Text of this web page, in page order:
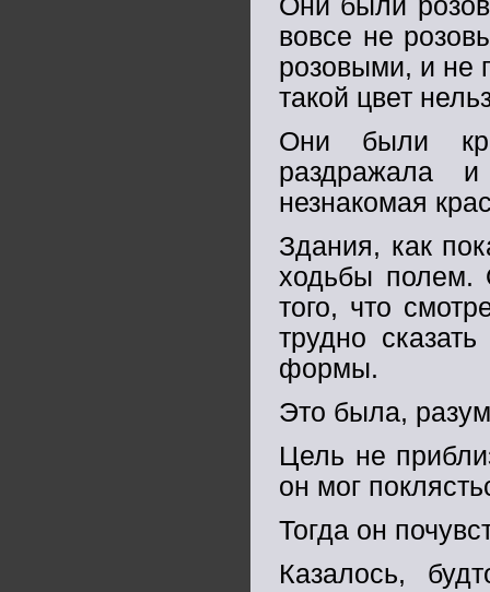
Они были
вовсе не
розовыми, и не
такой цвет
Они были
раздражала
незнакомая
Здания, как
ходьбы полем.
того, что
трудно
формы.
Это была,
Цель не
он мог
Тогда он
Казалось,